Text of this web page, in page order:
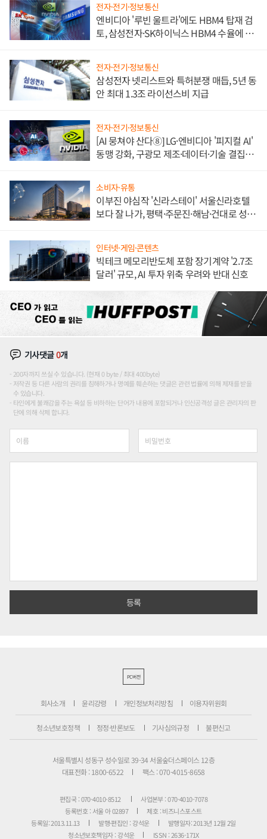
전자·전기·정보통신
엔비디아 '루빈 울트라'에도 HBM4 탑재 검
토, 삼성전자·SK하이닉스 HBM4 수율에 주
전자·전기·정보통신
삼성전자 넷리스트와 특허분쟁 매듭, 5년 동
안 최대 1.3조 라이선스비 지급
전자·전기·정보통신
[AI 뭉쳐야 산다⑧] LG·엔비디아 '피지컬 AI'
동맹 강화, 구광모 제조·데이터·기술 결집
소비자·유통
이부진 야심작 '신라스테이' 서울신라호텔
보다 잘 나가, 평택·주문진·해남·건대로 성
인터넷·게임·콘텐츠
빅테크 메모리반도체 포함 장기계약 '2.7조
달러' 규모, AI 투자 위축 우려와 반대 신호
기사댓글0개
200자까지 쓰실 수 있습니다. (현재 0 byte / 최대 400byte)
저작권 등 다른 사람의 권리를 침해하거나 명예를 훼손하는 댓글은 관련 법률에 의해 제재를 받을
수 있습니다.
타인에게 불쾌감을 주는 욕설 등 비하하는 단어가 내용에 포함되거나 인신공격성 글은 관리자의 판
단에 의해 삭제 합니다.
PC버전
회사소개 윤리강령 개인정보처리방침 이용자위원회
청소년보호정책 정정·반론보도 기사심의규정 불편신고
서울특별시 성동구 성수일로 39-34 서울숲더스페이스 12층
대표전화 : 1800-6522
팩스 : 070-4015-8658
편집국 : 070-4010-8512
사업본부 : 070-4010-7078
등록번호 : 서울 아 02897
제호 : 비즈니스포스트
등록일: 2013.11.13
발행·편집인 : 강석운
발행일자: 2013년 12월 2일
청소년보호책임자 : 강석운
ISSN : 2636-171X